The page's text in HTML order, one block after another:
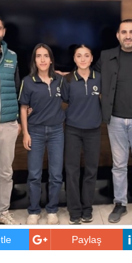
Paylaş